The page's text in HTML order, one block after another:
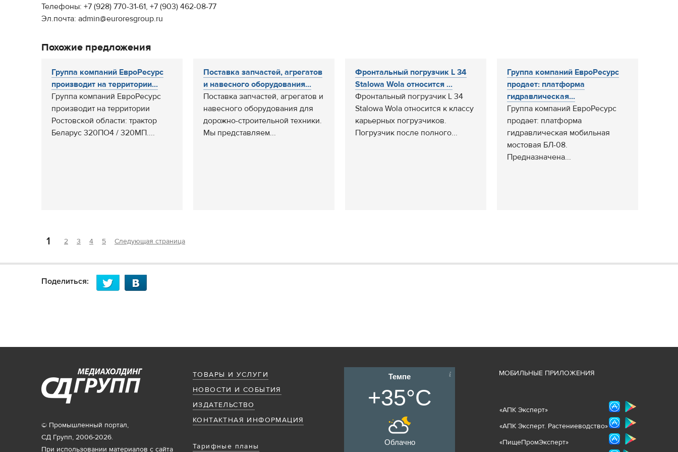
Телефоны: +7 (928) 770-31-61, +7 (903) 462-08-77
Эл.почта: admin@euroresgroup.ru
Похожие предложения
Группа компаний ЕвроРесурс
производит на территории...
Группа компаний ЕвроРесурс
производит на территории
Ростовской области: трактор
Беларус 320ПО4 / 320МП....
Поставка запчастей, агрегатов
и навесного оборудования...
Поставка запчастей, агрегатов и
навесного оборудования для
дорожно-строительной техники.
Мы представляем...
Фронтальный погрузчик L 34
Stalowa Wola относится ...
Фронтальный погрузчик L 34
Stalowa Wola относится к классу
карьерных погрузчиков.
Погрузчик после полного...
Группа компаний ЕвроРесурс
продает: платформа
гидравлическая...
Группа компаний ЕвроРесурс
продает: платформа
гидравлическая мобильная
мостовая БЛ-08.
Предназначена...
1 2 3 4 5 Следующая страница
Поделиться:
ТОВАРЫ И УСЛУГИ
НОВОСТИ И СОБЫТИЯ
ИЗДАТЕЛЬСТВО
КОНТАКТНАЯ ИНФОРМАЦИЯ
Тарифные планы
© Промышленный портал,
СД Групп, 2006-2026.
При использовании материалов с сайта
Темпе
+35°C
Облачно
МОБИЛЬНЫЕ ПРИЛОЖЕНИЯ
«АПК Эксперт»
«АПК Эксперт. Растениеводство»
«ПищеПромЭксперт»